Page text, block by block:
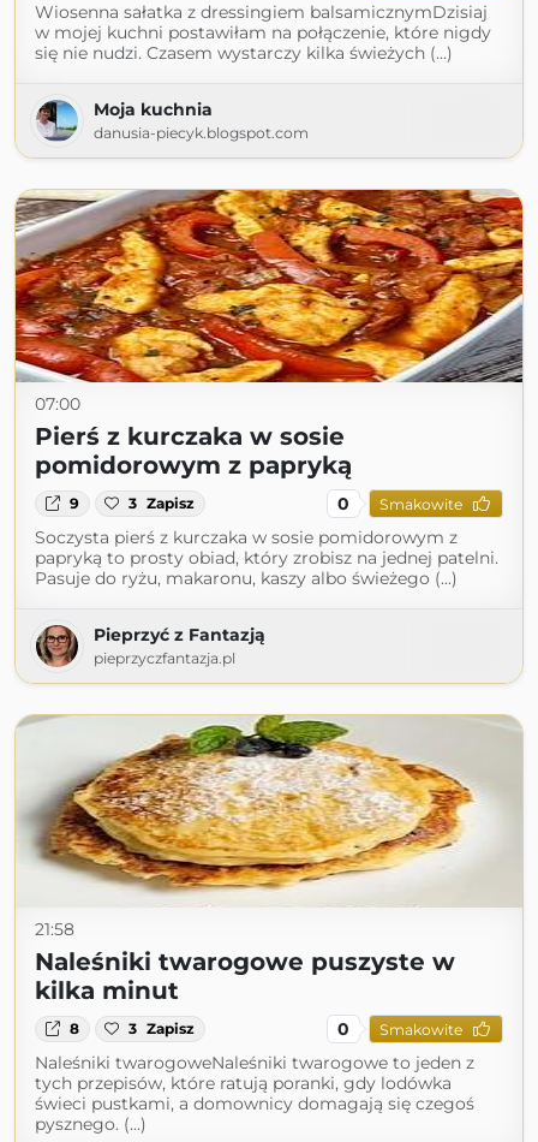
Wiosenna sałatka z dressingiem balsamicznymDzisiaj
w mojej kuchni postawiłam na połączenie, które nigdy
się nie nudzi. Czasem wystarczy kilka świeżych (...)
Moja kuchnia
danusia-piecyk.blogspot.com
07:00
Pierś z kurczaka w sosie
pomidorowym z papryką
9 3 Zapisz 0 Smakowite
Soczysta pierś z kurczaka w sosie pomidorowym z
papryką to prosty obiad, który zrobisz na jednej patelni.
Pasuje do ryżu, makaronu, kaszy albo świeżego (...)
Pieprzyć z Fantazją
pieprzyczfantazja.pl
21:58
Naleśniki twarogowe puszyste w
kilka minut
8 3 Zapisz 0 Smakowite
Naleśniki twarogoweNaleśniki twarogowe to jeden z
tych przepisów, które ratują poranki, gdy lodówka
świeci pustkami, a domownicy domagają się czegoś
pysznego. (...)